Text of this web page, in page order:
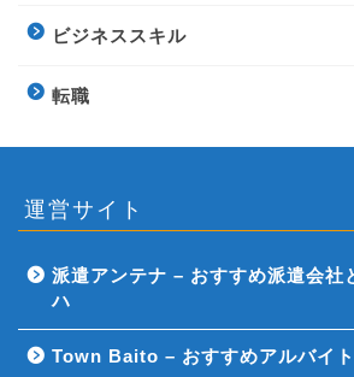
ビジネススキル
転職
運営サイト
派遣アンテナ – おすすめ派遣会社
ハ
Town Baito – おすすめアルバイ